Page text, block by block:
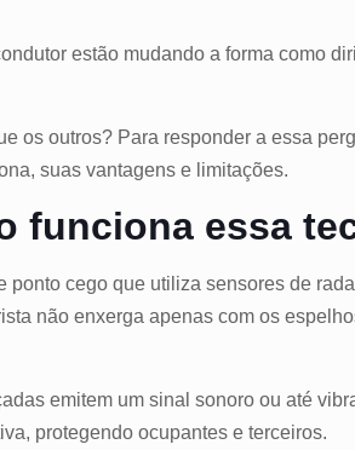
estão mudando a forma como
os outros? Para responder a essa
suas vantagens e limitações.
funciona essa
ponto cego que utiliza sensores de
não enxerga apenas com os
emitem um sinal sonoro ou até
protegendo ocupantes e terceiros.